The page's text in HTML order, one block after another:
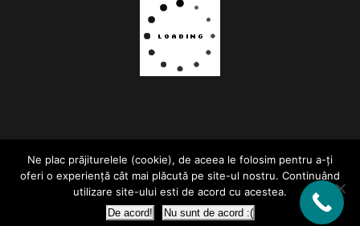
Contactează-ne | Apartmanetele noastre | Confidențialitate
|
Termeni și condiții
|
ANPC
2018 - 2026 - Comfort-Apartments.ro - Toate drepturile rezervate.
Ne plac prăjiturelele (cookie), de aceea le folosim pentru a-ți
oferi o experiență cât mai plăcută pe site-ul nostru. Continuând
utilizare site-ului esti de acord cu acestea.
De acord! Nu sunt de acord :(